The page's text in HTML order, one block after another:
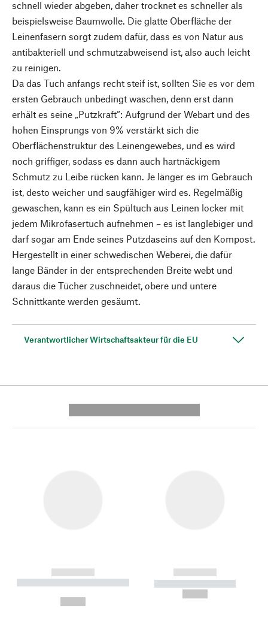
schnell wieder abgeben, daher trocknet es schneller als
beispielsweise Baumwolle. Die glatte Oberfläche der
Leinenfasern sorgt zudem dafür, dass es von Natur aus
antibakteriell und schmutzabweisend ist, also auch leicht
zu reinigen.
Da das Tuch anfangs recht steif ist, sollten Sie es vor dem
ersten Gebrauch unbedingt waschen, denn erst dann
erhält es seine „Putzkraft“: Aufgrund der Webart und des
hohen Einsprungs von 9% verstärkt sich die
Oberflächenstruktur des Leinengewebes, und es wird
noch griffiger, sodass es dann auch hartnäckigem
Schmutz zu Leibe rücken kann. Je länger es im Gebrauch
ist, desto weicher und saugfähiger wird es. Regelmäßig
gewaschen, kann es ein Spültuch aus Leinen locker mit
jedem Mikrofasertuch aufnehmen – es ist langlebiger und
darf sogar am Ende seines Putzdaseins auf den Kompost.
Hergestellt in einer schwedischen Weberei, die dafür
lange Bänder in der entsprechenden Breite webt und
daraus die Tücher zuschneidet, obere und untere
Schnittkante werden gesäumt.
Verantwortlicher Wirtschaftsakteur für die EU
------------
----------- ----------- --------
------------
----------- -----------